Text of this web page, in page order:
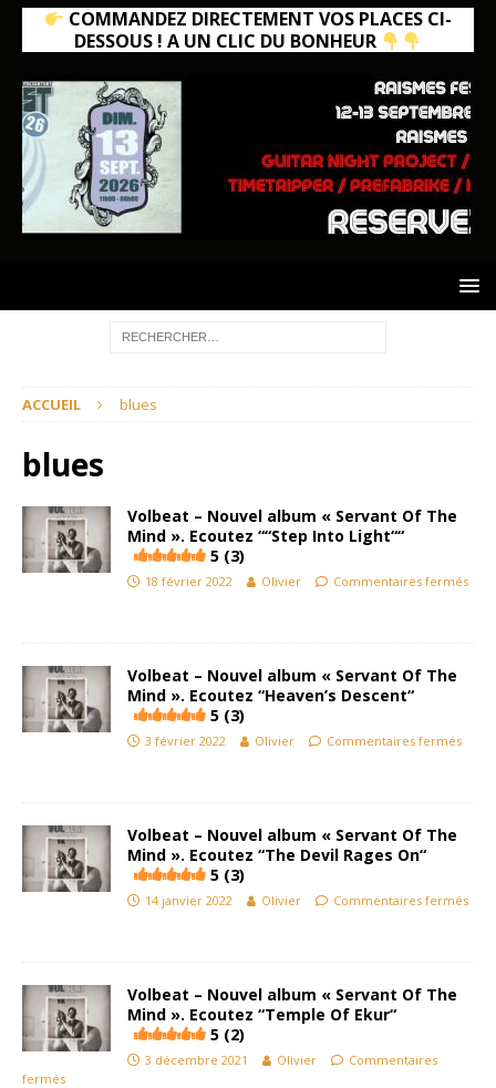
COMMANDEZ DIRECTEMENT VOS PLACES CI-
DESSOUS ! A UN CLIC DU BONHEUR
ACCUEIL blues
blues
Volbeat – Nouvel album « Servant Of The
Mind ». Ecoutez ““Step Into Light““
5 (3)
18 février 2022 Olivier Commentaires fermés
Volbeat – Nouvel album « Servant Of The
Mind ». Ecoutez “Heaven’s Descent“
5 (3)
3 février 2022 Olivier Commentaires fermés
Volbeat – Nouvel album « Servant Of The
Mind ». Ecoutez “The Devil Rages On“
5 (3)
14 janvier 2022 Olivier Commentaires fermés
Volbeat – Nouvel album « Servant Of The
Mind ». Ecoutez “Temple Of Ekur“
5 (2)
3 décembre 2021 Olivier
Commentaires
fermés